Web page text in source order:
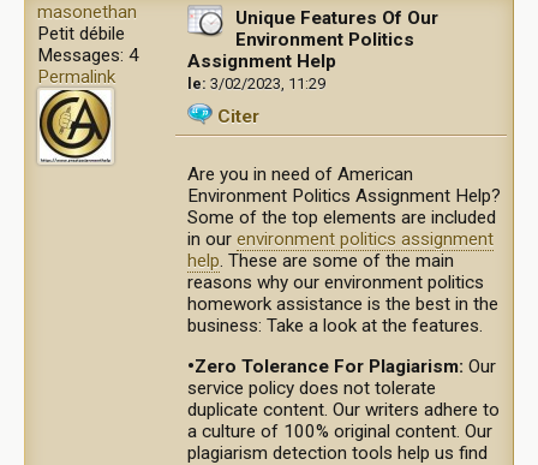
masonethan
Petit débile
Messages: 4
Permalink
Unique Features Of Our
Environment Politics
Assignment Help
le: 3/02/2023, 11:29
Citer
Are you in need of American
Environment Politics Assignment Help?
Some of the top elements are included
in our environment politics assignment
help. These are some of the main
reasons why our environment politics
homework assistance is the best in the
business: Take a look at the features.
•Zero Tolerance For Plagiarism: Our
service policy does not tolerate
duplicate content. Our writers adhere to
a culture of 100% original content. Our
plagiarism detection tools help us find